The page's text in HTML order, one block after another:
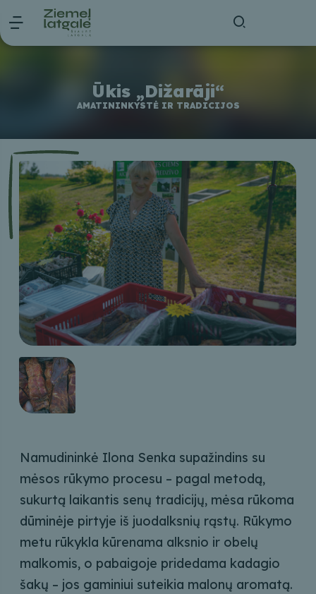
Ūkis „Dižarāji“
AMATININKYSTĖ IR TRADICIJOS
Namudininkė Ilona Senka supažindins su
mėsos rūkymo procesu – pagal metodą,
sukurtą laikantis senų tradicijų, mėsa rūkoma
dūminėje pirtyje iš juodalksnių rąstų. Rūkymo
metu rūkykla kūrenama alksnio ir obelų
malkomis, o pabaigoje pridedama kadagio
šakų – jos gaminiui suteikia malonų aromatą.